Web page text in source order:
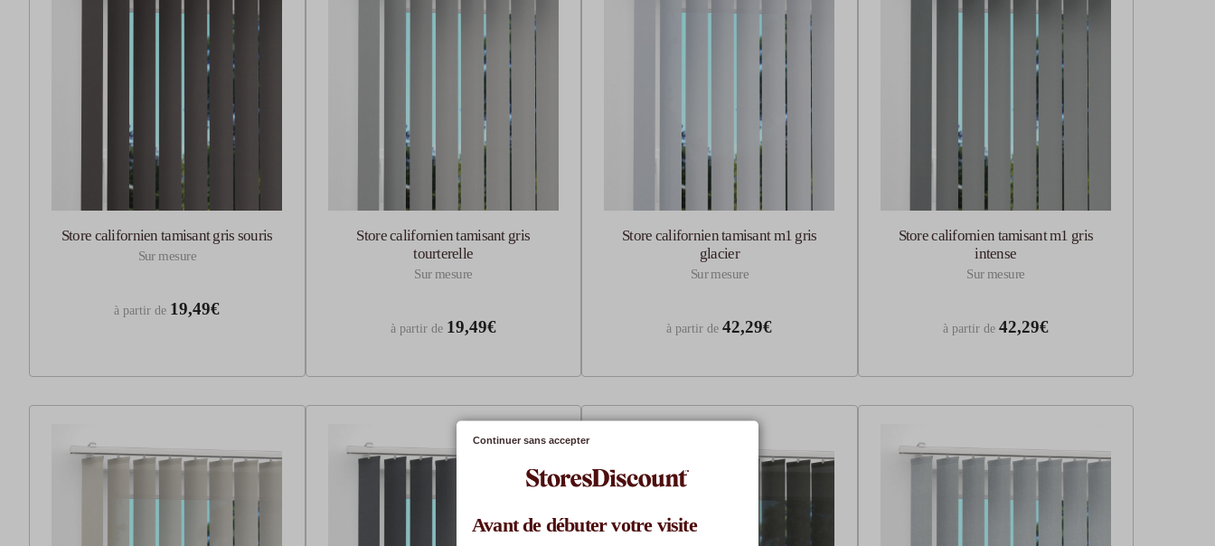
Store californien tamisant gris souris
Sur mesure
à partir de 19,49€
Store californien tamisant gris
tourterelle
Sur mesure
à partir de 19,49€
Store californien tamisant m1 gris
glacier
Sur mesure
à partir de 42,29€
Store californien tamisant m1 gris
intense
Sur mesure
à partir de 42,29€
Avant de débuter votre visite
Continuer sans accepter